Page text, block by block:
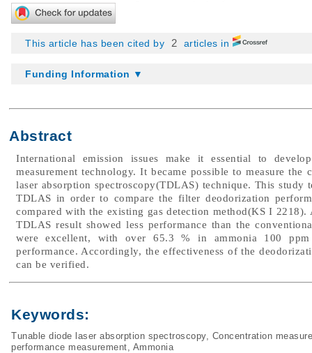
This article has been cited by 2 articles in
Funding Information ▼
Abstract
International emission issues make it essential to
measurement technology. It became possible to measure
laser absorption spectroscopy(TDLAS) technique. This study
TDLAS in order to compare the filter deodorization
compared with the existing gas detection method(KS I
TDLAS result showed less performance than the
were excellent, with over 65.3 % in ammonia 100
performance. Accordingly, the effectiveness of the
can be verified.
Keywords:
Tunable diode laser absorption spectroscopy, Concentration
performance measurement, Ammonia